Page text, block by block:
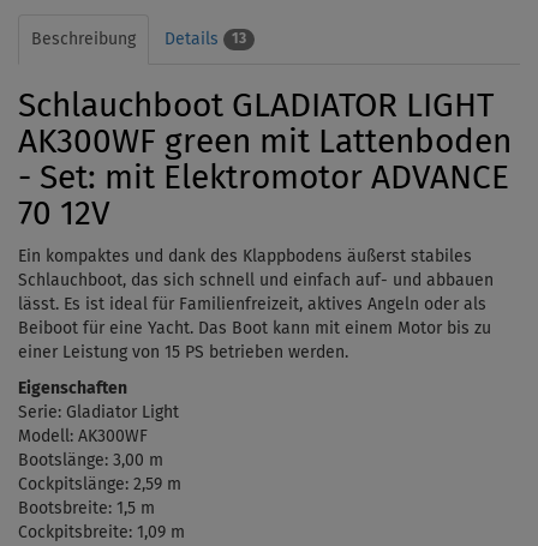
Beschreibung Details 13
Schlauchboot GLADIATOR LIGHT
AK300WF green mit Lattenboden
- Set: mit Elektromotor ADVANCE
70 12V
Ein kompaktes und dank des Klappbodens äußerst stabiles
Schlauchboot, das sich schnell und einfach auf- und abbauen
lässt. Es ist ideal für Familienfreizeit, aktives Angeln oder als
Beiboot für eine Yacht. Das Boot kann mit einem Motor bis zu
einer Leistung von 15 PS betrieben werden.
Eigenschaften
Serie: Gladiator Light
Modell: AK300WF
Bootslänge: 3,00 m
Cockpitslänge: 2,59 m
Bootsbreite: 1,5 m
Cockpitsbreite: 1,09 m